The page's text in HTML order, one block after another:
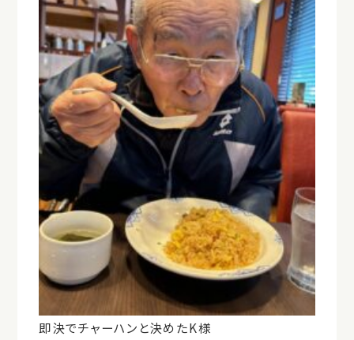
即決でチャーハンと決めたK様